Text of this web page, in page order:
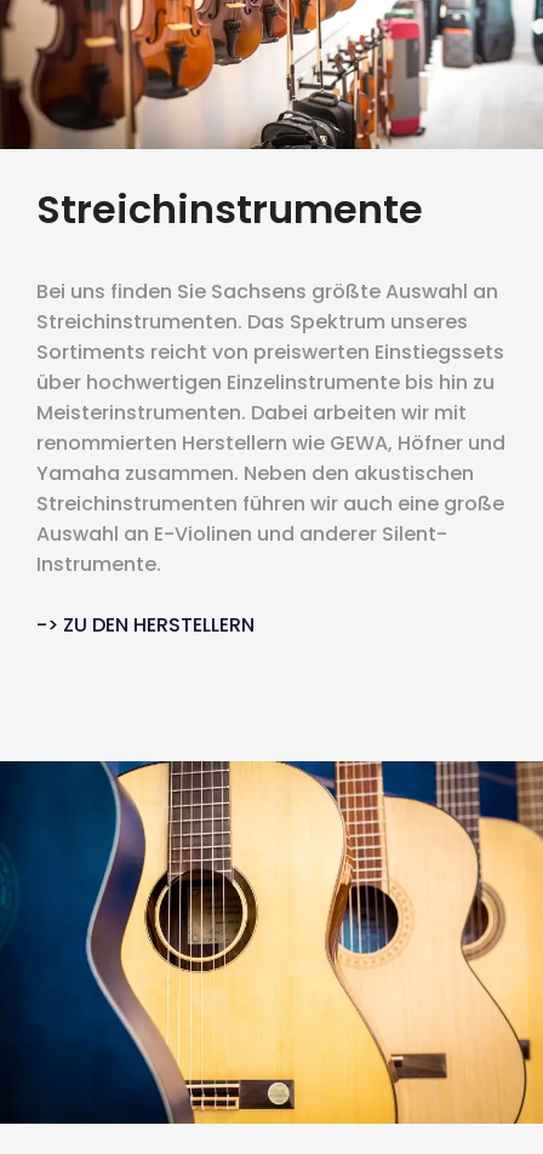
Streichinstrumente
Bei uns finden Sie Sachsens größte Auswahl an
Streichinstrumenten. Das Spektrum unseres
Sortiments reicht von preiswerten Einstiegssets
über hochwertigen Einzelinstrumente bis hin zu
Meisterinstrumenten. Dabei arbeiten wir mit
renommierten Herstellern wie GEWA, Höfner und
Yamaha zusammen. Neben den akustischen
Streichinstrumenten führen wir auch eine große
Auswahl an E-Violinen und anderer Silent-
Instrumente.
-> ZU DEN HERSTELLERN